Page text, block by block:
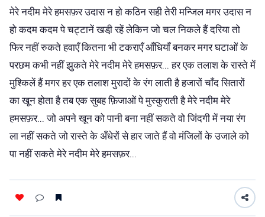
मेरे नदीम मेरे हमसफ़र उदास न हो कठिन सही तेरी मन्जिल मगर उदास न
हो कदम कदम पे चट्टानें खडी़ रहें लेकिन जो चल निकले हैं दरिया तो
फिर नहीं रुकते हवाएँ कितना भी टकराएँ आँधियाँ बनकर मगर घटाओं के
परछम कभी नहीं झुकते मेरे नदीम मेरे हमसफ़र... हर एक तलाश के रास्ते में
मुश्किलें हैं मगर हर एक तलाश मुरादों के रंग लाती है हजारों चाँद सितारों
का खून होता है तब एक सुबह फ़िजाओं पे मुस्कुराती है मेरे नदीम मेरे
हमसफ़र... जो अपने खून को पानी बना नहीं सकते वो जिंदगी में नया रंग
ला नहीं सकते जो रास्ते के अँधेरों से हार जाते हैं वो मंजिलों के उजाले को
पा नहीं सकते मेरे नदीम मेरे हमसफ़र...